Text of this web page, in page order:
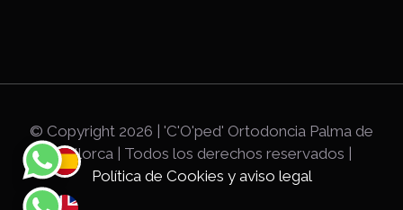
© Copyright 2026 | 'C'O'ped' Ortodoncia Palma de
Mallorca | Todos los derechos reservados |
Política de Cookies y aviso legal